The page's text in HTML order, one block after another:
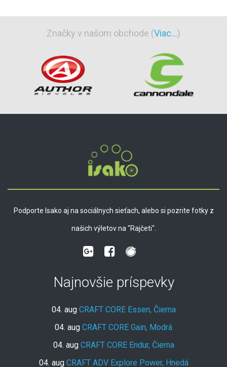
Značky v našom obchode (Viac...)
Podporte Isako aj na sociálnych sieťach, alebo si pozrite fotky z
našich výletov na "Rajčeti".
Najnovšie príspevky
04. aug CRAFT CORE Essen, Čierna
04. aug CRAFT CORE Gain, Modrá
04. aug CRAFT CORE Endur, Čierna
04. aug CRAFT ADV Explore Power, Hnedá